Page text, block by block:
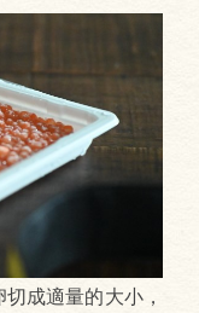
成適量的大小，